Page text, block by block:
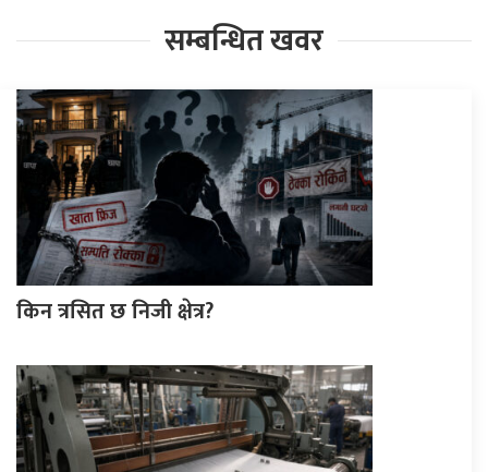
सम्बन्धित खवर
किन त्रसित छ निजी क्षेत्र?